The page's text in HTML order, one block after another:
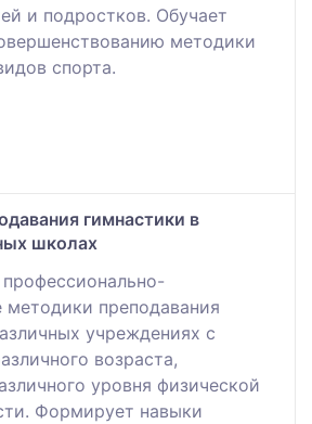
и подростков. Обучает
методики
спорта.
гимнастики в
школах
методики преподавания
учреждениях с
возраста,
уровня физической
Формирует навыки